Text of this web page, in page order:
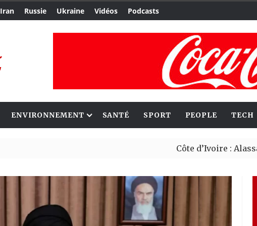
Iran Russie Ukraine Vidéos Podcasts
ENVIRONNEMENT SANTÉ SPORT PEOPLE TECH
Côte d’Ivoire : Alassane